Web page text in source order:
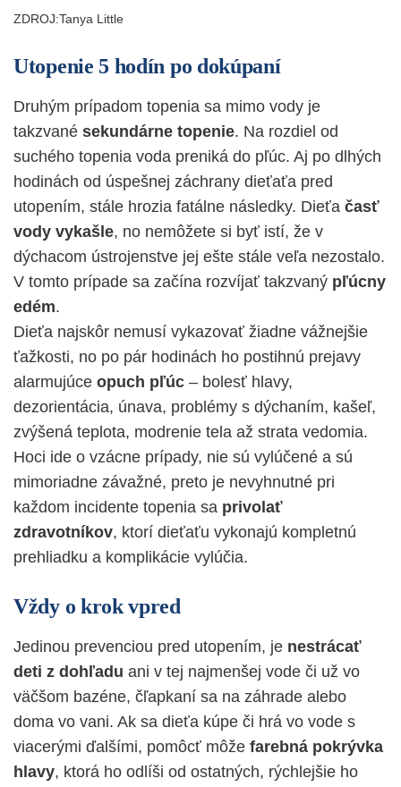
ZDROJ:Tanya Little
Utopenie 5 hodín po dokúpaní
Druhým prípadom topenia sa mimo vody je
takzvané sekundárne topenie. Na rozdiel od
suchého topenia voda preniká do pľúc. Aj po dlhých
hodinách od úspešnej záchrany dieťaťa pred
utopením, stále hrozia fatálne následky. Dieťa časť
vody vykašle, no nemôžete si byť istí, že v
dýchacom ústrojenstve jej ešte stále veľa nezostalo.
V tomto prípade sa začína rozvíjať takzvaný pľúcny
edém.
Dieťa najskôr nemusí vykazovať žiadne vážnejšie
ťažkosti, no po pár hodinách ho postihnú prejavy
alarmujúce opuch pľúc – bolesť hlavy,
dezorientácia, únava, problémy s dýchaním, kašeľ,
zvýšená teplota, modrenie tela až strata vedomia.
Hoci ide o vzácne prípady, nie sú vylúčené a sú
mimoriadne závažné, preto je nevyhnutné pri
každom incidente topenia sa privolať
zdravotníkov, ktorí dieťaťu vykonajú kompletnú
prehliadku a komplikácie vylúčia.
Vždy o krok vpred
Jedinou prevenciou pred utopením, je nestrácať
deti z dohľadu ani v tej najmenšej vode či už vo
väčšom bazéne, čľapkaní sa na záhrade alebo
doma vo vani. Ak sa dieťa kúpe či hrá vo vode s
viacerými ďalšími, pomôcť môže farebná pokrývka
hlavy, ktorá ho odlíši od ostatných, rýchlejšie ho